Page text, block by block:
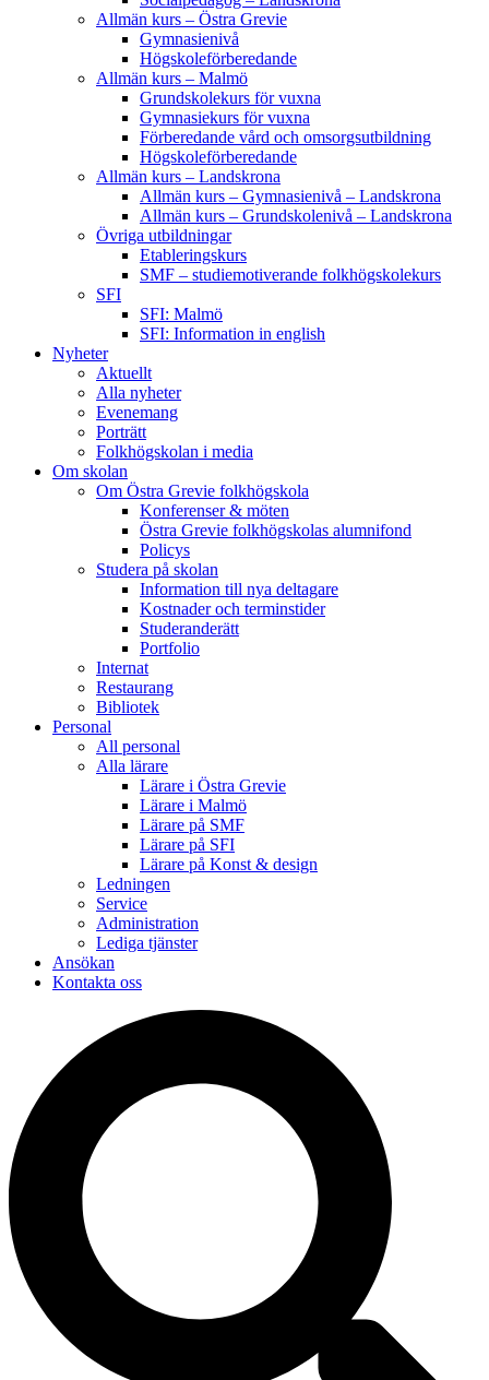
Allmän kurs – Östra Grevie
Gymnasienivå
Högskoleförberedande
Allmän kurs – Malmö
Grundskolekurs för vuxna
Gymnasiekurs för vuxna
Förberedande vård och omsorgsutbildning
Högskoleförberedande
Allmän kurs – Landskrona
Allmän kurs – Gymnasienivå – Landskrona
Allmän kurs – Grundskolenivå – Landskrona
Övriga utbildningar
Etableringskurs
SMF – studiemotiverande folkhögskolekurs
SFI
SFI: Malmö
SFI: Information in english
Nyheter
Aktuellt
Alla nyheter
Evenemang
Porträtt
Folkhögskolan i media
Om skolan
Om Östra Grevie folkhögskola
Konferenser & möten
Östra Grevie folkhögskolas alumnifond
Policys
Studera på skolan
Information till nya deltagare
Kostnader och terminstider
Studeranderätt
Portfolio
Internat
Restaurang
Bibliotek
Personal
All personal
Alla lärare
Lärare i Östra Grevie
Lärare i Malmö
Lärare på SMF
Lärare på SFI
Lärare på Konst & design
Ledningen
Service
Administration
Lediga tjänster
Ansökan
Kontakta oss